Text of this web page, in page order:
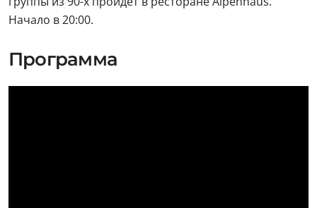
Начало в 20:00.
Программа